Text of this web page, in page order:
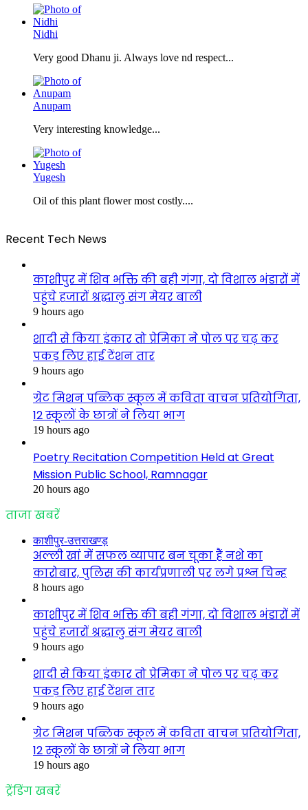
Nidhi
Very good Dhanu ji. Always love nd respect...
Anupam
Very interesting knowledge...
Yugesh
Oil of this plant flower most costly....
Recent Tech News
काशीपुर में शिव भक्ति की बही गंगा, दो विशाल भंडारों में
पहुंचे हजारों श्रद्धालु संग मेयर बाली
9 hours ago
शादी से किया इंकार तो प्रेमिका ने पोल पर चढ़ कर
पकड़ लिए हाई टेंशन तार
9 hours ago
ग्रेट मिशन पब्लिक स्कूल में कविता वाचन प्रतियोगिता,
12 स्कूलों के छात्रों ने लिया भाग
19 hours ago
Poetry Recitation Competition Held at Great
Mission Public School, Ramnagar
20 hours ago
ताजा खबरें
काशीपुर-उत्तराखण्ड़
अल्ली खां में सफल व्यापार बन चूका हैं नशे का
कारोबार, पुलिस की कार्यप्रणाली पर लगे प्रश्न चिन्ह
8 hours ago
काशीपुर में शिव भक्ति की बही गंगा, दो विशाल भंडारों में
पहुंचे हजारों श्रद्धालु संग मेयर बाली
9 hours ago
शादी से किया इंकार तो प्रेमिका ने पोल पर चढ़ कर
पकड़ लिए हाई टेंशन तार
9 hours ago
ग्रेट मिशन पब्लिक स्कूल में कविता वाचन प्रतियोगिता,
12 स्कूलों के छात्रों ने लिया भाग
19 hours ago
ट्रेंडिंग खबरें